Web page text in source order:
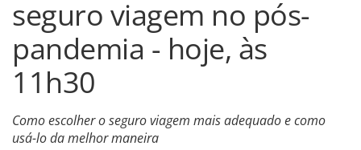
seguro viagem no pós-
pandemia - hoje, às
11h30
Como escolher o seguro viagem mais adequado e como
usá-lo da melhor maneira